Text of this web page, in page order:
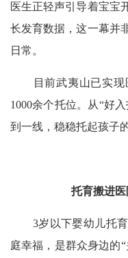
医生正轻声引导着宝宝
长发育数据，这一幕并
日常。
目前武夷山已实现医
1000余个托位。从“好
到一线，稳稳托起孩子
托育搬进
3岁以下婴幼儿托育
庭幸福，是群众身边的